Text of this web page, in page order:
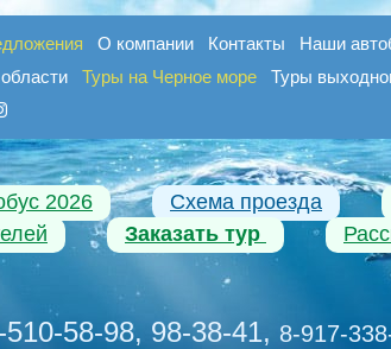
О компании Контакты Наши
Туры на Черное море Туры
2026 Схема проезда
Заказать тур
58-98, 98-38-41, 8-917-